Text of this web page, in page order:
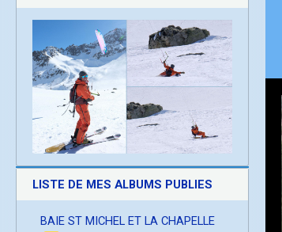
LISTE DE MES ALBUMS PUBLIES
BAIE ST MICHEL ET LA CHAPELLE